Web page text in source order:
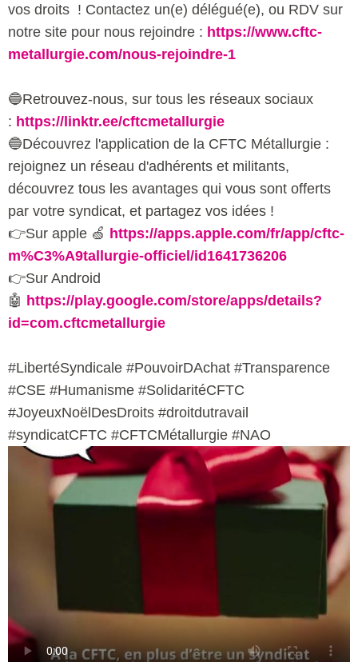
vos droits ! Contactez un(e) délégué(e), ou RDV sur
notre site pour nous rejoindre : https://www.cftc-
metallurgie.com/nous-rejoindre-1
🔵Retrouvez-nous, sur tous les réseaux sociaux
: https://linktr.ee/cftcmetallurgie
🔵Découvrez l'application de la CFTC Métallurgie :
rejoignez un réseau d'adhérents et militants,
découvrez tous les avantages qui vous sont offerts
par votre syndicat, et partagez vos idées !
👉Sur apple 🍏 https://apps.apple.com/fr/app/cftc-
m%C3%A9tallurgie-officiel/id1641736206
👉Sur Android
🤖 https://play.google.com/store/apps/details?
id=com.cftcmetallurgie
#LibertéSyndicale #PouvoirDAchat #Transparence
#CSE #Humanisme #SolidaritéCFTC
#JoyeuxNoëlDesDroits #droitdutravail
#syndicatCFTC #CFTCMétallurgie #NAO